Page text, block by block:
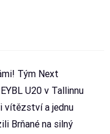
Tým Next
U20 v Tallinnu
vítězství a jednu
Brňané na silný